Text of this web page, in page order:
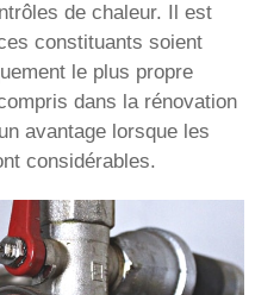
de chaleur. Il est
constituants soient
le plus propre
dans la rénovation
avantage lorsque les
considérables.